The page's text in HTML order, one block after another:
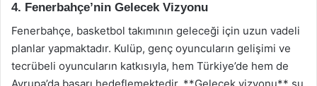
4. Fenerbahçe’nin Gelecek Vizyonu
Fenerbahçe, basketbol takımının geleceği için uzun vadeli
planlar yapmaktadır. Kulüp, genç oyuncuların gelişimi ve
tecrübeli oyuncuların katkısıyla, hem Türkiye’de hem de
Avrupa’da başarı hedeflemektedir. **Gelecek vizyonu** şu